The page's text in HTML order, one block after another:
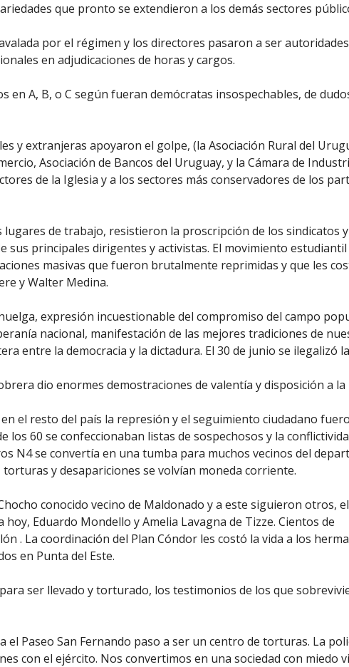
que pronto se extendieron a los demás sectores
por el régimen y los directores pasaron a ser autoridades
en adjudicaciones de horas y cargos.
en A, B, o C según fueran demócratas insospechables, de
y extranjeras apoyaron el golpe, (la Asociación Rural del
Asociación de Bancos del Uruguay, y la Cámara de
de la Iglesia y a los sectores más conservadores de los
de trabajo, resistieron la proscripción de los sindicatos y
sus principales dirigentes y activistas. El movimiento estudiantil
masivas que fueron brutalmente reprimidas y que les
y Walter Medina.
expresión incuestionable del compromiso del campo
nacional, manifestación de las mejores tradiciones de
entre la democracia y la dictadura. El 30 de junio se ilegalizó
dio enormes demostraciones de valentía y disposición a la
el resto del país la represión y el seguimiento ciudadano
los 60 se confeccionaban listas de sospechosos y la
N4 se convertía en una tumba para muchos vecinos del
y desapariciones se volvían moneda corriente.
conocido vecino de Maldonado y a este siguieron otros,
Eduardo Mondello y Amelia Lavagna de Tizze. Cientos de
. La coordinación del Plan Cóndor les costó la vida a los
en Punta del Este.
ser llevado y torturado, los testimonios de los que
el Paseo San Fernando paso a ser un centro de torturas. La
con el ejército. Nos convertimos en una sociedad con miedo